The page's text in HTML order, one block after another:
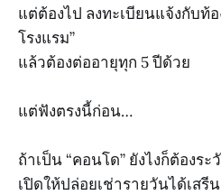
แต่ต้องไป ลงทะเบียนแจ้งกับท้
โรงแรม”
แล้วต้องต่ออายุทุก 5 ปีด้วย
แต่ฟังตรงนี้ก่อน…
ถ้าเป็น “คอนโด” ยังไงก็ต้องระ
เปิดให้ปล่อยเช่ารายวันได้เสรี